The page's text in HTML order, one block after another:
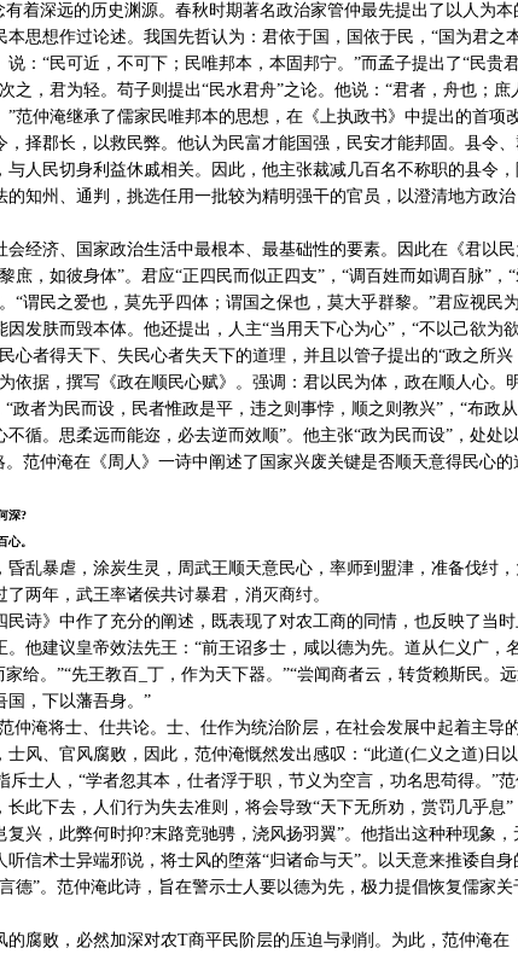
有着深远的历史渊源。春秋时期著名政治家管仲最先提出了以人为
思想作过论述。我国先哲认为：君依于国，国依于民，“国为君之
：“民可近，不可下；民唯邦本，本固邦宁。”而孟子提出了“民贵
之，君为轻。苟子则提出“民水君舟”之论。他说：“君者，舟也；庶
范仲淹继承了儒家民唯邦本的思想，在《上执政书》中提出的首项
，择郡长，以救民弊。他认为民富才能国强，民安才能邦固。县令
与人民切身利益休戚相关。因此，他主张裁减几百名不称职的县令
的知州、通判，挑选任用一批较为精明强干的官员，以澄清地方政治
经济、国家政治生活中最根本、最基础性的要素。因此在《君以民
庶，如彼身体”。君应“正四民而似正四支”，“调百姓而如调百脉”，
“谓民之爱也，莫先乎四体；谓国之保也，莫大乎群黎。”君应视民
发肤而毁本体。他还提出，人主“当用天下心为心”，“不以己欲为
心者得天下、失民心者失天下的道理，并且以管子提出的“政之所兴
依据，撰写《政在顺民心赋》。强调：君以民为体，政在顺人心。
“政者为民而设，民者惟政是平，违之则事悖，顺之则教兴”，“布政
循。思柔远而能迩，必去逆而效顺”。他主张“政为民而设”，处处
。范仲淹在《周人》一诗中阐述了国家兴废关键是否顺天意得民心的
深?
心。
昏乱暴虐，涂炭生灵，周武王顺天意民心，率师到盟津，准备伐纣，
两年，武王率诸侯共讨暴君，消灭商纣。
民诗》中作了充分的阐述，既表现了对农工商的同情，也反映了当
。他建议皇帝效法先王：“前王诏多士，咸以德为先。道从仁义广，
给。”“先王教百_丁，作为天下器。”“尝闻商者云，转货赖斯民。
国，下以藩吾身。”
仲淹将士、仕共论。士、仕作为统治阶层，在社会发展中起着主导
士风、官风腐败，因此，范仲淹慨然发出感叹：“此道(仁义之道)日
斥士人，“学者忽其本，仕者浮于职，节义为空言，功名思苟得。”
此下去，人们行为失去准则，将会导致“天下无所劝，赏罚几乎息”
兴，此弊何时抑?末路竞驰骋，浇风扬羽翼”。他指出这种种现象，
听信术士异端邪说，将士风的堕落“归诸命与天”。以天意来推诿自身
德”。范仲淹此诗，旨在警示士人要以德为先，极力提倡恢复儒家
腐败，必然加深对农T商平民阶层的压迫与剥削。为此，范仲淹在